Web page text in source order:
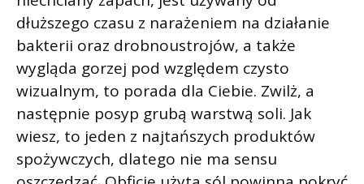
dłuższego czasu z narażeniem na działanie
bakterii oraz drobnoustrojów, a także
wygląda gorzej pod względem czysto
wizualnym, to porada dla Ciebie. Zwilż, a
następnie posyp grubą warstwą soli. Jak
wiesz, to jeden z najtańszych produktów
spożywczych, dlatego nie ma sensu